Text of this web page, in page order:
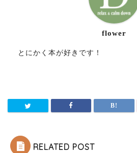
flower
とにかく本が好きです！
RELATED POST